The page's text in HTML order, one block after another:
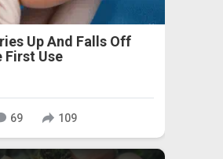
Up And Falls Off
First Use
69 109